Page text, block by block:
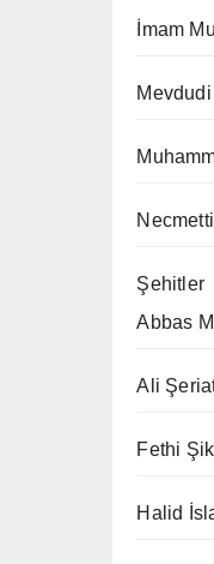
İmam
Mevdudi
Şehitler
Abbas
Ali
Fethi
Halid